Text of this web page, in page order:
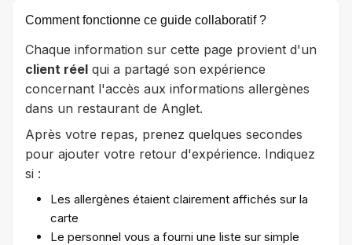
Comment fonctionne ce guide collaboratif ?
Chaque information sur cette page provient d'un
client réel qui a partagé son expérience
concernant l'accès aux informations allergènes
dans un restaurant de Anglet.
Après votre repas, prenez quelques secondes
pour ajouter votre retour d'expérience. Indiquez
si :
Les allergènes étaient clairement affichés sur la
carte
Le personnel vous a fourni une liste sur simple